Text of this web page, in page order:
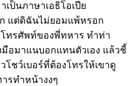
ป็นภาษาเอธิโอเปีย
แต่ดิฉันไม่ยอมแพ้หรอก
ทรศัพท์ของพี่ทหาร ทำท่า
อมาแนบอกแทนตัวเอง แล้วชี้
ชว์เบอร์ที่ต้องโทรให้เขาดู
รทำหน้างงๆ